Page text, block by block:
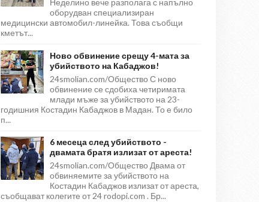
Неделино вече разполага с напълно
оборудван специализиран
медицински автомобил-линейка. Това съобщи
кметът...
Ново обвинение срещу 4-мата за
убийството на Кабаджов!
24smolian.com/Общество С ново
обвинение се сдобиха четиримата
млади мъже за убийството на 23-
годишния Костадин Кабаджов в Мадан. То е било
п...
6 месеца след убийството -
двамата братя излизат от ареста!
24smolian.com/Общество Двама от
обвиняемите за убийството на
Костадин Кабаджов излизат от ареста,
съобщават колегите от 24 rodopi.com . Бр...